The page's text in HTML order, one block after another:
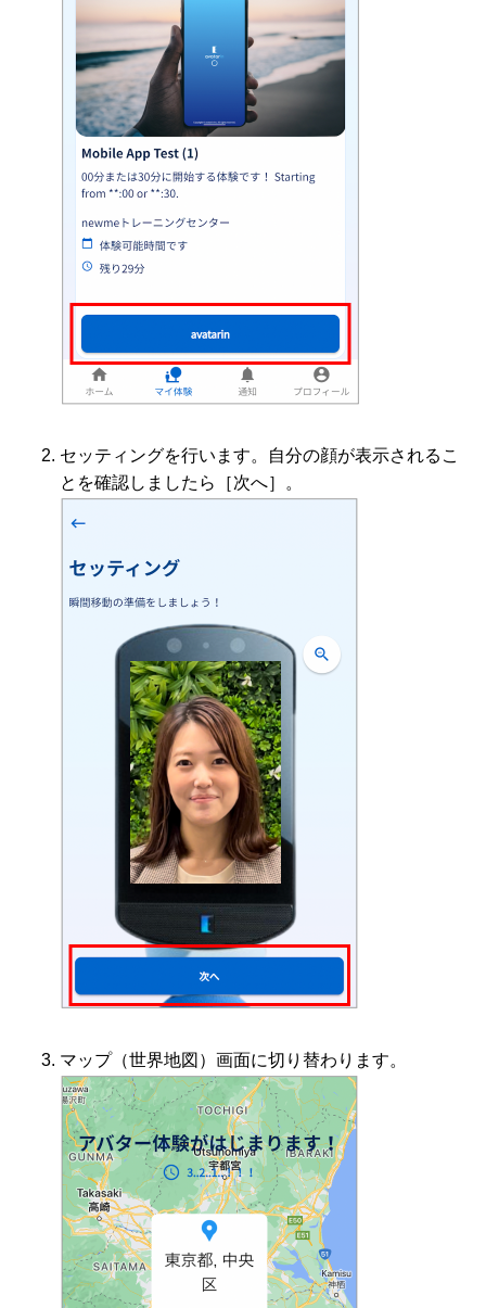
セッティングを行います。自分の顔が表示されるこ
とを確認しましたら［次へ］。
マップ（世界地図）画面に切り替わります。